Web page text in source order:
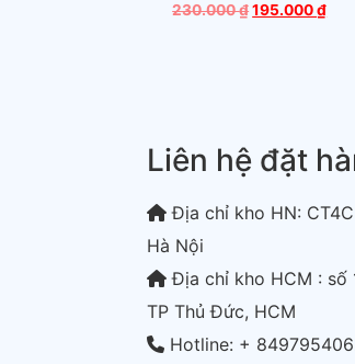
230.000₫195.000₫
Liên hệ đặt
Địa chỉ kho HN:
Hà Nội
Địa chỉ kho HCM : số
TP Thủ Đức, HCM
Hotline: +